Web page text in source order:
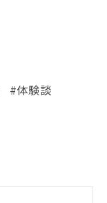
#体験談